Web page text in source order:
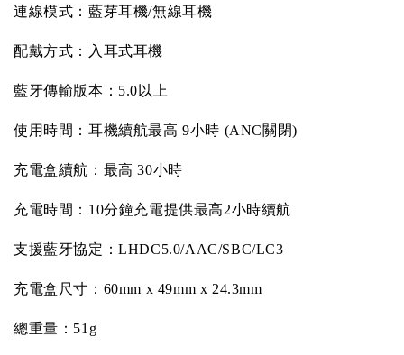
連線模式：藍芽耳機/無線耳機
配戴方式：入耳式耳機
藍牙傳輸版本： 5.0 以上
使用時間：耳機續航最高 9小時 (ANC關閉)
充電盒續航：最高 30小時
充電時間： 10分鐘充電提供最高2小時續航
支援藍牙協定：LHDC5.0/AAC/SBC/LC3
充電盒尺寸： 60mm x 49mm x 24.3mm
總重量： 51g